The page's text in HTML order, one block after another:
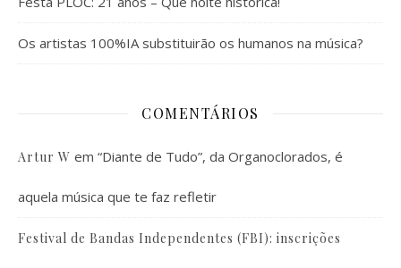
Os artistas 100%IA substituirão os humanos na música?
COMENTÁRIOS
Artur W em “Diante de Tudo”, da Organoclorados, é
aquela música que te faz refletir
Festival de Bandas Independentes (FBI): inscrições